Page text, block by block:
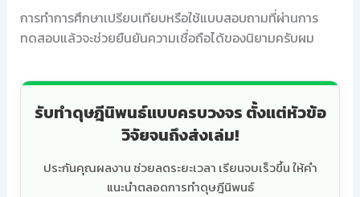
การทำการศึกษาเปรียบเทียบหรือใช้แบบสอบถามที่ผ่านการ
ทดสอบแล้วจะช่วยยืนยันความเชื่อถือได้ของนิยามครับผม
รับทำดุษฎีนิพนธ์แบบครบวงจร ตั้งแต่หัวข้อ
วิจัยจนถึงส่งเล่ม!
ประกันคุณผลงาน ช่วยลดระยะเวลา เรียนจบเร็วขึ้น ให้คำ
แนะนำตลอดการทำดุษฎีนิพนธ์